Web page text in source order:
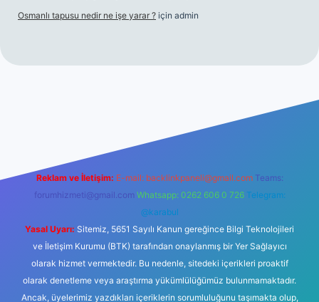
Osmanlı tapusu nedir ne işe yarar ? için admin
Reklam ve İletişim: E-mail: backlinkpaneli@gmail.com Teams:
forumhizmeti@gmail.com Whatsapp: 0262 606 0 726 Telegram:
@karabul
Yasal Uyarı: Sitemiz, 5651 Sayılı Kanun gereğince Bilgi Teknolojileri
ve İletişim Kurumu (BTK) tarafından onaylanmış bir Yer Sağlayıcı
olarak hizmet vermektedir. Bu nedenle, sitedeki içerikleri proaktif
olarak denetleme veya araştırma yükümlülüğümüz bulunmamaktadır.
Ancak, üyelerimiz yazdıkları içeriklerin sorumluluğunu taşımakta olup,